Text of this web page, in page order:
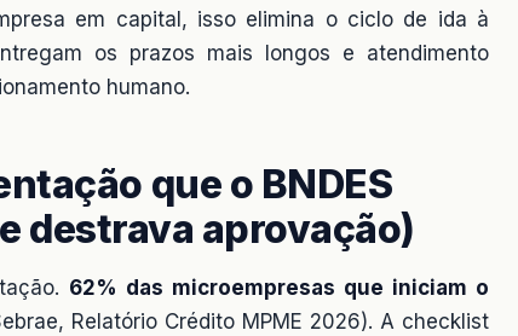
em capital, isso elimina o ciclo de ida à
os prazos mais longos e atendimento
humano.
que o BNDES
destrava aprovação)
62% das microempresas que iniciam o
Relatório Crédito MPME 2026). A checklist